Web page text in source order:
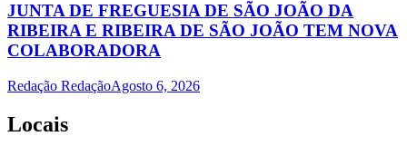
JUNTA DE FREGUESIA DE SÃO JOÃO DA
RIBEIRA E RIBEIRA DE SÃO JOÃO TEM NOVA
COLABORADORA
Redação RedaçãoAgosto 6, 2026
Locais